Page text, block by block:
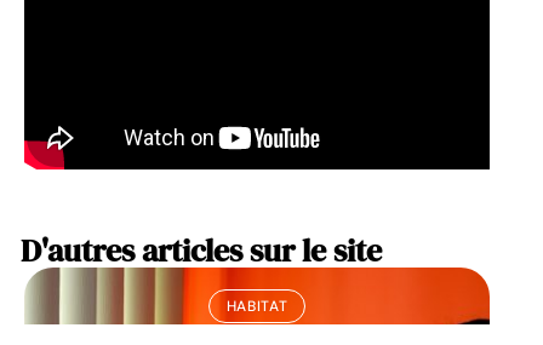
D'autres articles sur le site
HABITAT